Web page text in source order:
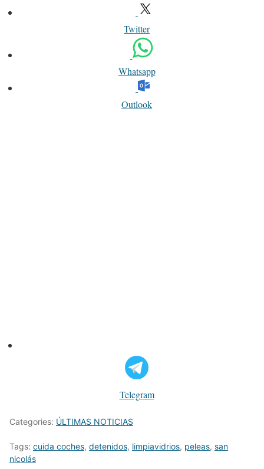
Twitter
Whatsapp
Outlook
Telegram
Categories: ÚLTIMAS NOTICIAS
Tags: cuida coches, detenidos, limpiavidrios, peleas, san
nicolás